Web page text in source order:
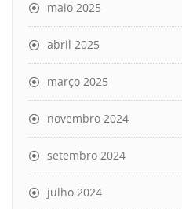
maio 2025
abril 2025
março 2025
novembro 2024
setembro 2024
julho 2024